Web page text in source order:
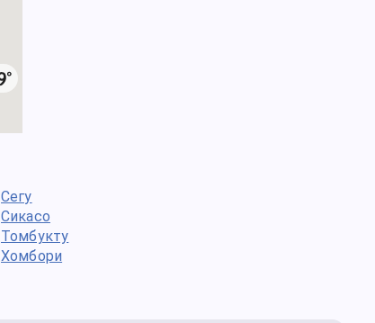
Сегу
Сикасо
Томбукту
Хомбори